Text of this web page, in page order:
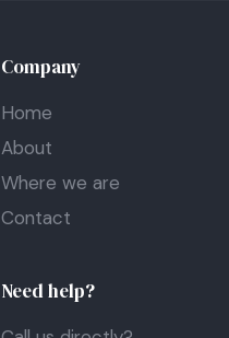
Company
Home
About
Where we are
Contact
Need help?